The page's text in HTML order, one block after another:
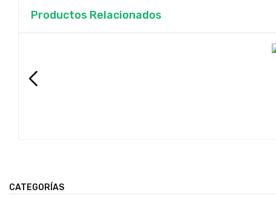
Productos Relacionados
CATEGORÍAS